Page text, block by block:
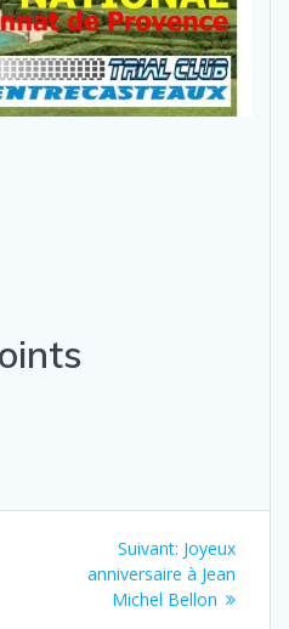
Suivant: Next
post:
Joyeux
anniversaire à Jean
Michel Bellon